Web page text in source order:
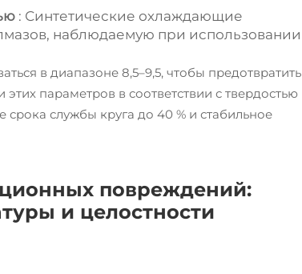
: Синтетические охлаждающие
наблюдаемую при использовании
в диапазоне 8,5–9,5, чтобы предотвратить
параметров в соответствии с твердостью
службы круга до 40 % и стабильное
повреждений:
и целостности